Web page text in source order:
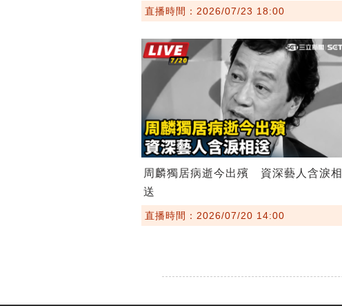
直播時間：2026/07/23 18:00
周麟獨居病逝今出殯 資深藝人含淚相
送
直播時間：2026/07/20 14:00